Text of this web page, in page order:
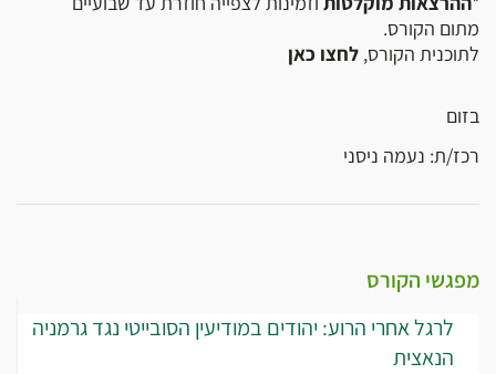
מתום הקורס.
לתוכנית הקורס, לחצו כאן
בזום
רכז/ת: נעמה ניסני
מפגשי הקורס
לרגל אחרי הרוע: יהודים במודיעין הסובייטי נגד גרמניה
הנאצית